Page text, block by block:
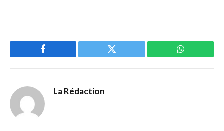
Facebook Twitter WhatsApp
La Rédaction